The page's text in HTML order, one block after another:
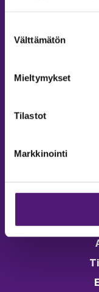
valinta
Välttämätön
Mieltymykset
Tilastot
Markkinointi